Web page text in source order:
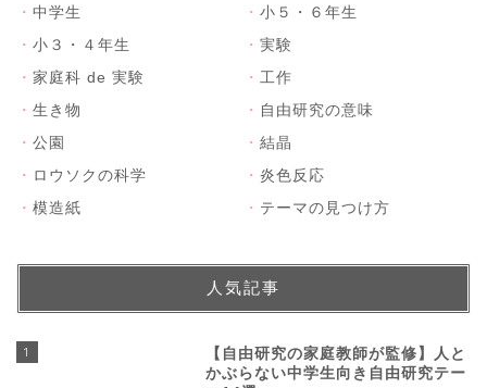
・ 中学生 ・ 小５・６年生
・ 小３・４年生 ・ 実験
・ 家庭科 de 実験 ・ 工作
・ 生き物 ・ 自由研究の意味
・ 公園 ・ 結晶
・ ロウソクの科学 ・ 炎色反応
・ 模造紙 ・ テーマの見つけ方
人気記事
1
【自由研究の家庭教師が監修】人と
かぶらない中学生向き自由研究テー